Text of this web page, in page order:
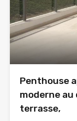
Penthouse
moderne
terrasse,